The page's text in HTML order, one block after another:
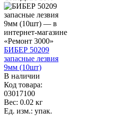
БИБЕР 50209
запасные лезвия
9мм (10шт)
В наличии
Код товара:
03017100
Вес: 0.02 кг
Ед. изм.: упак.